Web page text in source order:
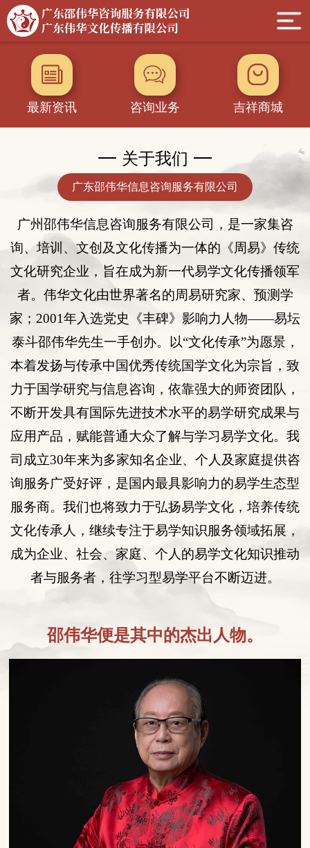
最新资讯 咨询业务 吉祥商城
关于我们
广东邵伟华信息咨询服务有限公司
广州邵伟华信息咨询服务有限公司，是一家集咨
询、 培训、文创及文化传播为一体的 《周易》 传统
文化研究企业 ，旨在成为新一代易学文化传播领军
者。伟华文化由世界著名的周易研究家、 预测学
家； 2001年入选党史《丰碑》影响力人物——易坛
泰斗邵伟华先生一手创办。以“文化传承”为愿景，
本着发扬与传承中国优秀传统国学文化为宗旨，致
力于国学研究与信息咨询 ，依靠强大的师资团队，
不断开发具有国际先进技术水平的易学研究成果与
应用产品，赋能普通大众了解与学习易学文化。我
司 成立30年来为多家知名企业、 个人 及家庭提供咨
询服务广受好评 ，是国内最具影响力的易学生态型
服务商。我们也将致力于弘扬易学文化，培养传统
文化传承人，继续专注于易学知识服务领域拓展，
成为企业、社会、家庭、个人的易学文化知识推动
者与服务者，往学习型易学平台不断迈进。
邵伟华便是其中的杰出人物。